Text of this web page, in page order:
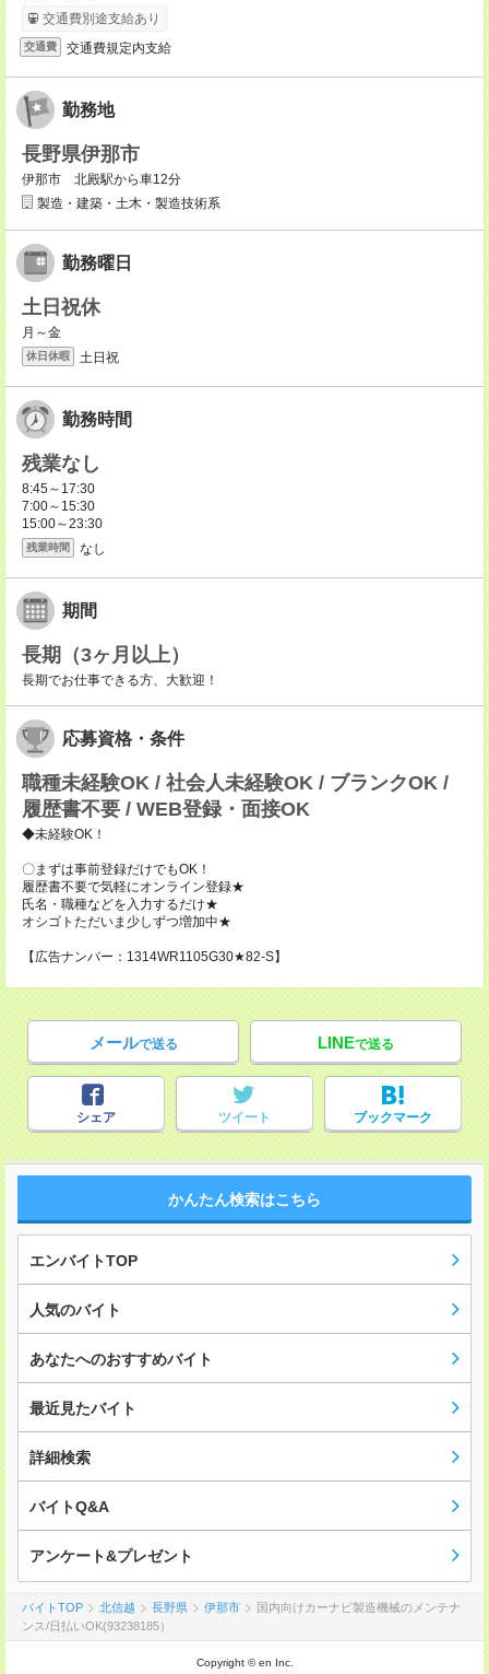
交通費別途支給あり
交通費 交通費規定内支給
勤務地
長野県伊那市
伊那市 北殿駅から車12分
製造・建築・土木・製造技術系
勤務曜日
土日祝休
月～金
休日休暇 土日祝
勤務時間
残業なし
8:45～17:30
7:00～15:30
15:00～23:30
残業時間 なし
期間
長期（3ヶ月以上）
長期でお仕事できる方、大歓迎！
応募資格・条件
職種未経験OK / 社会人未経験OK / ブランクOK /
履歴書不要 / WEB登録・面接OK
◆未経験OK！
〇まずは事前登録だけでもOK！
履歴書不要で気軽にオンライン登録★
氏名・職種などを入力するだけ★
オシゴトただいま少しずつ増加中★
【広告ナンバー：1314WR1105G30★82-S】
メールで送る LINEで送る
シェア ツイート ブックマーク
かんたん検索はこちら
エンバイトTOP
人気のバイト
あなたへのおすすめバイト
最近見たバイト
詳細検索
バイトQ&A
アンケート&プレゼント
バイトTOP 北信越 長野県 伊那市
国内向けカーナビ製造機械のメンテナ
ンス/日払いOK(93238185）
Copyright © en Inc.